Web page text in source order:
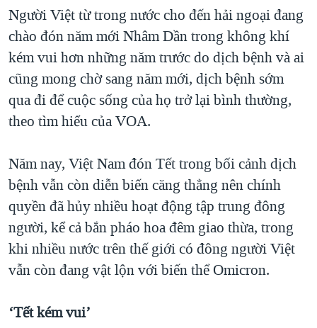
GIÁO DỤC
CHI PHÍ CHIẾN TRANH AFGHANISTAN
CÁC GIÁ TRỊ CỘNG HÒA Ở VIỆT NAM
THƯỢNG ĐỈNH TRUMP-KIM TẠI VIỆT NAM
TRỊNH VĨNH BÌNH VS. CHÍNH PHỦ VIỆT NAM
NGƯ DÂN VIỆT VÀ LÀN SÓNG TRỘM HẢI SÂM
QUAN HỆ VIỆT MỸ
Người Việt từ trong nước cho đến hải ngoại đang
chào đón năm mới Nhâm Dần trong không khí
kém vui hơn những năm trước do dịch bệnh và ai
cũng mong chờ sang năm mới, dịch bệnh sớm
qua đi để cuộc sống của họ trở lại bình thường,
theo tìm hiểu của VOA.
Năm nay, Việt Nam đón Tết trong bối cảnh dịch
bệnh vẫn còn diễn biến căng thẳng nên chính
quyền đã hủy nhiều hoạt động tập trung đông
người, kể cả bắn pháo hoa đêm giao thừa, trong
khi nhiều nước trên thế giới có đông người Việt
vẫn còn đang vật lộn với biến thể Omicron.
‘Tết kém vui’